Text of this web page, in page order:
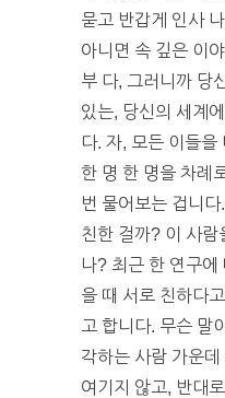
묻고 반갑게 인사
아니면 속 깊은 이
부 다, 그러니까 당
있는, 당신의 세계
다. 자, 모든 이들을
한 명 한 명을 차례
번 물어보는 겁니
친한 걸까? 이 사람
나? 최근 한 연구에
을 때 서로 친하다
고 합니다. 무슨 말
각하는 사람 가운
여기지 않고, 반대